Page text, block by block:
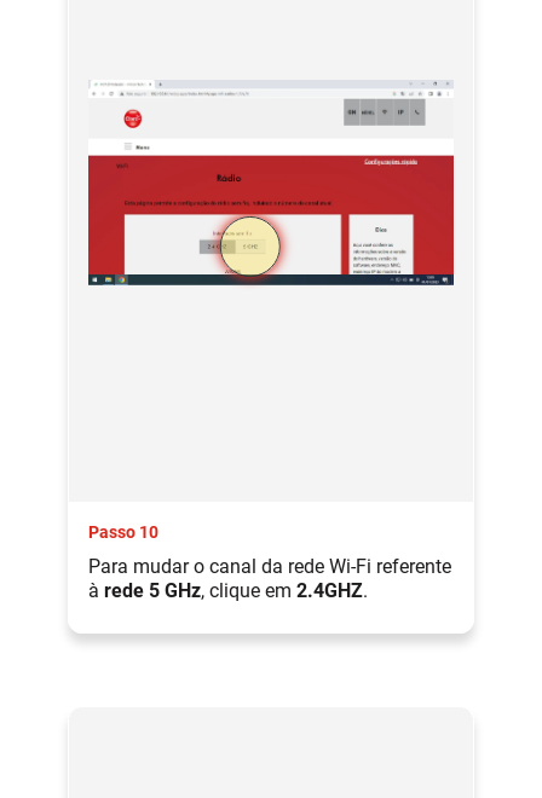
Passo 10
Para mudar o canal da rede Wi-Fi referente
à rede 5 GHz, clique em 2.4GHZ.